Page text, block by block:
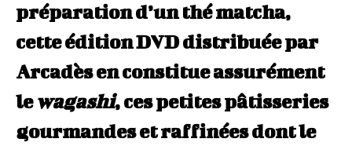
préparation d’un thé matcha,
cette édition DVD distribuée par
Arcadès en constitue assurément
lewagashi, ces petites pâtisseries
gourmandes et raffinées dont le